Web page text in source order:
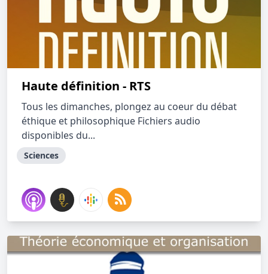
Haute définition - RTS
Tous les dimanches, plongez au coeur du débat
éthique et philosophique Fichiers audio
disponibles du...
Sciences